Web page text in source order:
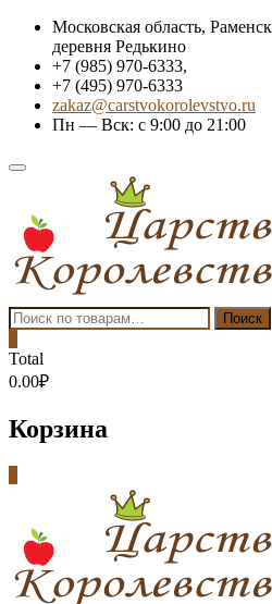
Skip
content
Московская область,
деревня Редькино
+7 (985) 970-6333,
+7 (495) 970-6333
zakaz@carstvokorolevstvo.ru
Пн — Вск: с 9:00 до 21:00
Topbar
Искать: Поиск
Total
0.00₽
Корзина